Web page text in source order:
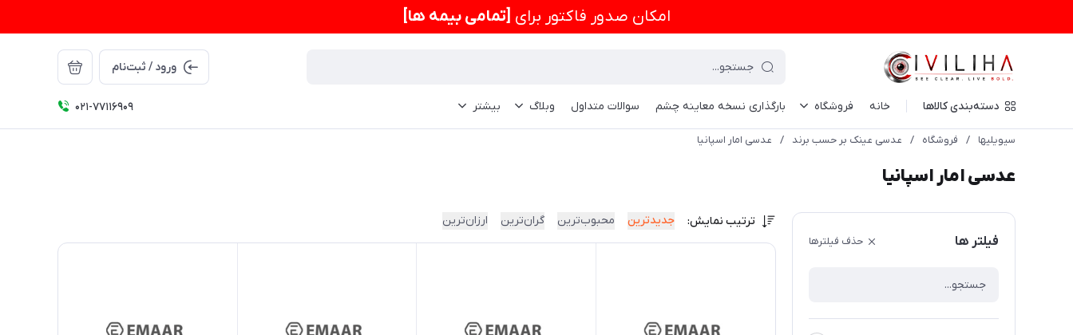
امكان صدور فاکتور برای [تمامی بیمه ها]
ورود / ثبت‌نام
دسته‌بندی کالاها خانه فروشگاه بارگذاری نسخه معاینه چشم سوالات متداول وبلاگ بیشتر 021-77116909
سیویلیها / فروشگاه / عدسی عینک بر حسب برند / عدسی امار اسپانیا
عدسی امار اسپانیا
فیلتر ها حذف فیلترها
ترتیب نمایش: جدیدترین محبوب‌ترین گران‌ترین ارزان‌ترین